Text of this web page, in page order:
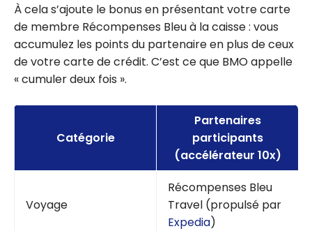
À cela s’ajoute le bonus en présentant votre carte
de membre Récompenses Bleu à la caisse : vous
accumulez les points du partenaire en plus de ceux
de votre carte de crédit. C’est ce que BMO appelle
« cumuler deux fois ».
Catégorie
Partenaires
participants
(accélérateur 10x)
Voyage
Récompenses Bleu
Travel (propulsé par
Expedia)